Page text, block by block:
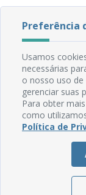
Preferência
Usamos
necessárias
o nosso uso
gerenciar suas
Para obter
como
Política de